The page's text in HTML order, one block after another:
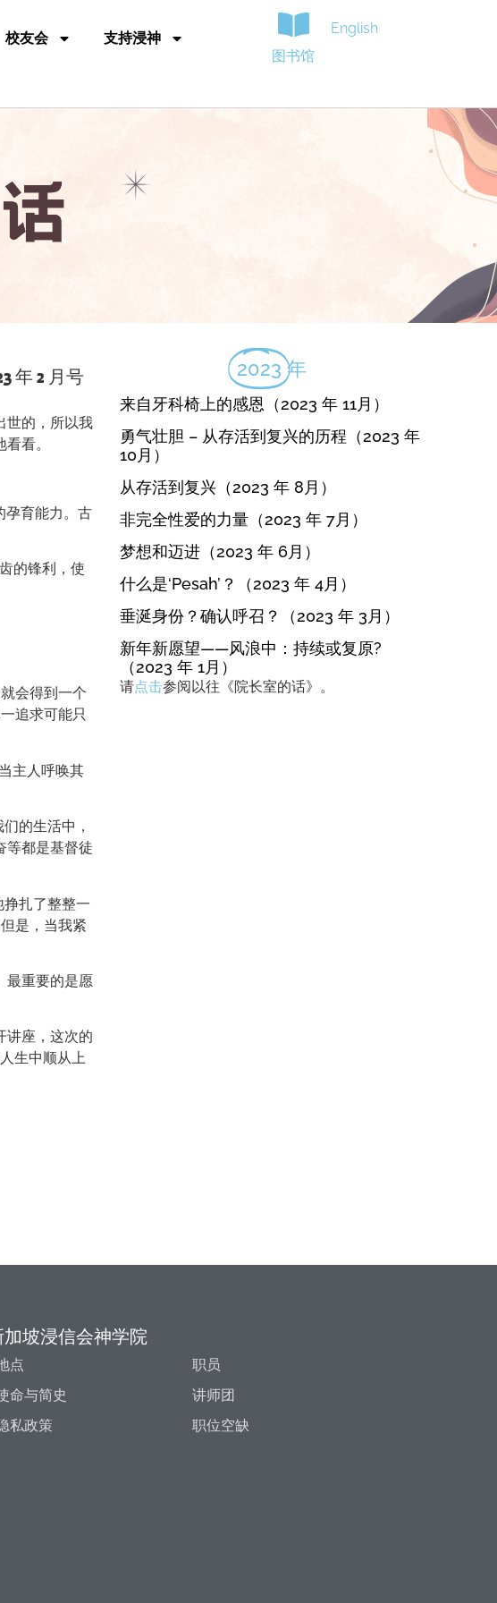
校友会
支持浸神
图书馆
English
年 2 月号
世的，所以我
看。
孕育能力。古
的锋利，使
会得到一个
追求可能只
主人呼唤其
的生活中，
等都是基督徒
扎了整整一
是，当我紧
最重要的是愿
讲座，这次的
生中顺从上
2023 年
来自牙科椅上的感恩（2023 年 11月）
勇气壮胆 – 从存活到复兴的历程（2023 年
10月）
从存活到复兴（2023 年 8月）
非完全性爱的力量（2023 年 7月）
梦想和迈进（2023 年 6月）
什么是‘Pesah’？（2023 年 4月）
垂涎身份？确认呼召？（2023 年 3月）
新年新愿望——风浪中：持续或复原?
（2023 年 1月）
请点击参阅以往《院长室的话》。
加坡浸信会神学院
点
命与简史
私政策
职员
讲师团
职位空缺